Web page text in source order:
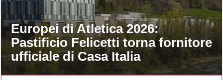
Europei di Atletica 2026:
Pastificio Felicetti torna fornitore
ufficiale di Casa Italia